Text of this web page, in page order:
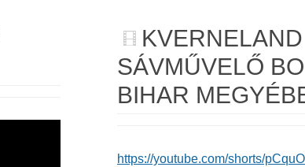
SÁVMŰVELŐ
BIHAR
https://youtube.com/shorts/